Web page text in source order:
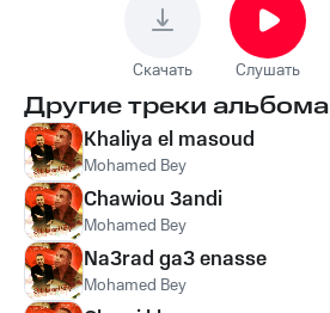
Скачать Слушать
Другие треки альбома
Khaliya el masoud
Mohamed Bey
Chawiou 3andi
Mohamed Bey
Na3rad ga3 enasse
Mohamed Bey